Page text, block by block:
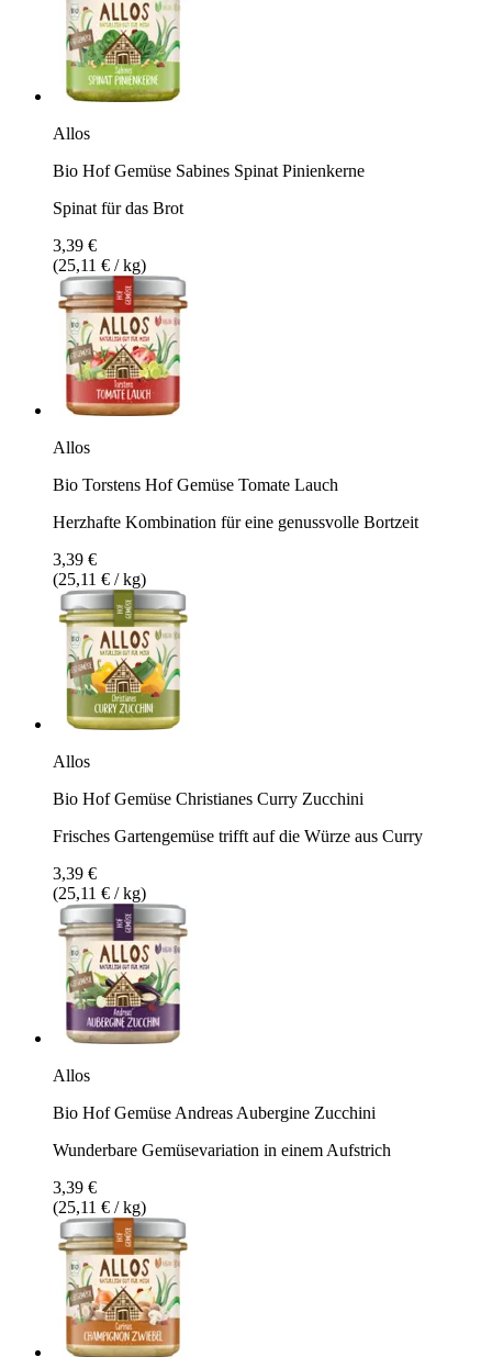
Allos
Bio Hof Gemüse Sabines Spinat Pinienkerne
Spinat für das Brot
3,39 €
(25,11 € / kg)
Allos
Bio Torstens Hof Gemüse Tomate Lauch
Herzhafte Kombination für eine genussvolle Bortzeit
3,39 €
(25,11 € / kg)
Allos
Bio Hof Gemüse Christianes Curry Zucchini
Frisches Gartengemüse trifft auf die Würze aus Curry
3,39 €
(25,11 € / kg)
Allos
Bio Hof Gemüse Andreas Aubergine Zucchini
Wunderbare Gemüsevariation in einem Aufstrich
3,39 €
(25,11 € / kg)